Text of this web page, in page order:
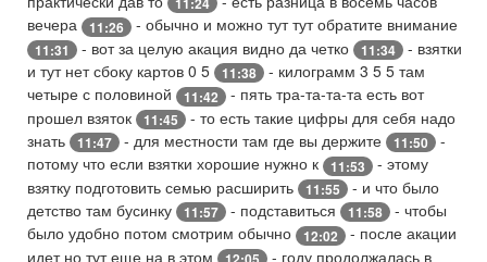
вечера
11:26 - обычно и можно тут тут обратите внимание
11:31 - вот за целую акация видно да четко 11:34
- взятки
и тут нет сбоку картов 0 5
11:38
- килограмм 3 5 5 там
четыре с половиной
11:42
- пять тра-та-та-та есть вот
прошел взяток
11:45
- то есть такие цифры для себя надо
знать
11:47 - для местности там где вы держите 11:50
-
потому что если взятки хорошие нужно к
11:53
- этому
взятку подготовить семью расширить
11:55
- и что было
детство там бусинку
11:57 - подставиться 11:58
- чтобы
было удобно потом смотрим обычно
12:02
- после акации
идет но тут еще на в этом
- году продолжалась в